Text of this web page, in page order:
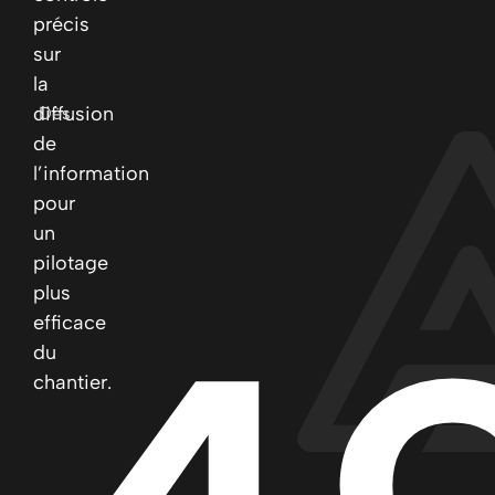
précis
sur
la
diffusion
de
l’information
pour
un
pilotage
plus
efficace
du
chantier.
Dès